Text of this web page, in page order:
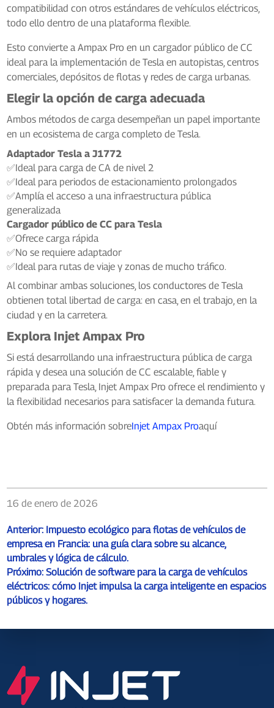
compatibilidad con otros estándares de vehículos eléctricos,
todo ello dentro de una plataforma flexible.
Esto convierte a Ampax Pro en un cargador público de CC
ideal para la implementación de Tesla en autopistas, centros
comerciales, depósitos de flotas y redes de carga urbanas.
Elegir la opción de carga adecuada
Ambos métodos de carga desempeñan un papel importante
en un ecosistema de carga completo de Tesla.
Adaptador Tesla a J1772
✅Ideal para carga de CA de nivel 2
✅Ideal para periodos de estacionamiento prolongados
✅Amplía el acceso a una infraestructura pública
generalizada
Cargador público de CC para Tesla
✅Ofrece carga rápida
✅No se requiere adaptador
✅Ideal para rutas de viaje y zonas de mucho tráfico.
Al combinar ambas soluciones, los conductores de Tesla
obtienen total libertad de carga: en casa, en el trabajo, en la
ciudad y en la carretera.
Explora Injet Ampax Pro
Si está desarrollando una infraestructura pública de carga
rápida y desea una solución de CC escalable, fiable y
preparada para Tesla, Injet Ampax Pro ofrece el rendimiento y
la flexibilidad necesarios para satisfacer la demanda futura.
Obtén más información sobreInjet Ampax Proaquí
16 de enero de 2026
Anterior: Impuesto ecológico para flotas de vehículos de
empresa en Francia: una guía clara sobre su alcance,
umbrales y lógica de cálculo.
Próximo: Solución de software para la carga de vehículos
eléctricos: cómo Injet impulsa la carga inteligente en espacios
públicos y hogares.